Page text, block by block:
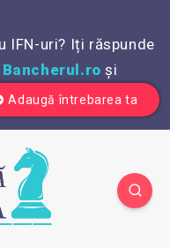
IFN-uri? Iți răspunde
Bancherul.ro și
Adaugă întrebarea ta